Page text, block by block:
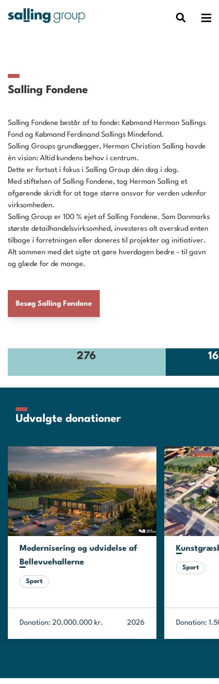
Salling Fondene
Salling Fondene består af to fonde: Købmand Herman Sallings
Fond og Købmand Ferdinand Sallings Mindefond.
Salling Groups grundlægger, Herman Christian Salling havde
én vision: Altid kundens behov i centrum.
Dette er fortsat i fokus i Salling Group dén dag i dag.
Med stiftelsen af Salling Fondene, tog Herman Salling et
afgørende skridt for at tage større ansvar for verden udenfor
virksomheden.
Salling Group er 100 % ejet af Salling Fondene. Som Danmarks
største detailhandelsvirksomhed, investeres alt overskud enten
tilbage i forretningen eller doneres til projekter og initiativer.
Alt sammen med det sigte at gøre hverdagen bedre - til gavn
og glæde for de mange.
Besøg Salling Fondene
276
Udvalgte donationer
Modernisering og udvidelse af
Bellevuehallerne
Sport
Donation: 20.000.000 kr. 2026
Sport
Donation: